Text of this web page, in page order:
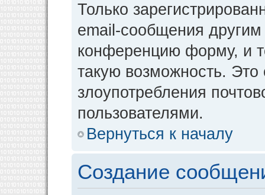
Только
email-сообщения
конференцию форму, и
такую возможность. Это
злоупотребления
пользователями.
Вернуться к началу
Создание